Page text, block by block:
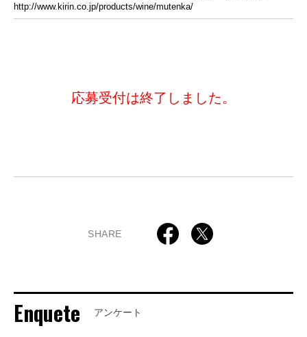
http://www.kirin.co.jp/products/wine/mutenka/
応募受付は終了しました。
SHARE
Enquete アンケート